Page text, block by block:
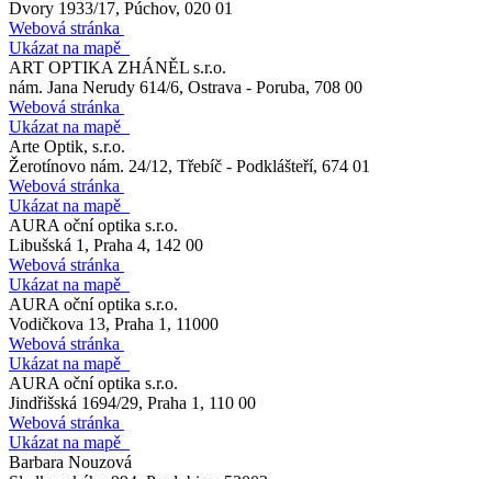
Dvory 1933/17, Púchov, 020 01
Webová stránka
Ukázat na mapě
ART OPTIKA ZHÁNĚL s.r.o.
nám. Jana Nerudy 614/6, Ostrava - Poruba, 708 00
Webová stránka
Ukázat na mapě
Arte Optik, s.r.o.
Žerotínovo nám. 24/12, Třebíč - Podklášteří, 674 01
Webová stránka
Ukázat na mapě
AURA oční optika s.r.o.
Libušská 1, Praha 4, 142 00
Webová stránka
Ukázat na mapě
AURA oční optika s.r.o.
Vodičkova 13, Praha 1, 11000
Webová stránka
Ukázat na mapě
AURA oční optika s.r.o.
Jindřišská 1694/29, Praha 1, 110 00
Webová stránka
Ukázat na mapě
Barbara Nouzová